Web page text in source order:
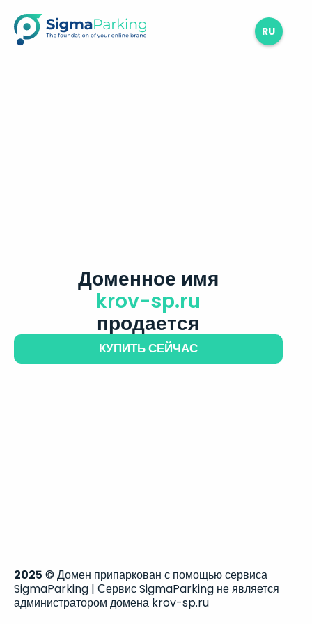
RU
Доменное имя
krov-sp.ru
продается
КУПИТЬ СЕЙЧАС
2025 © Домен припаркован с помощью сервиса
SigmaParking | Сервис SigmaParking не является
администратором домена krov-sp.ru